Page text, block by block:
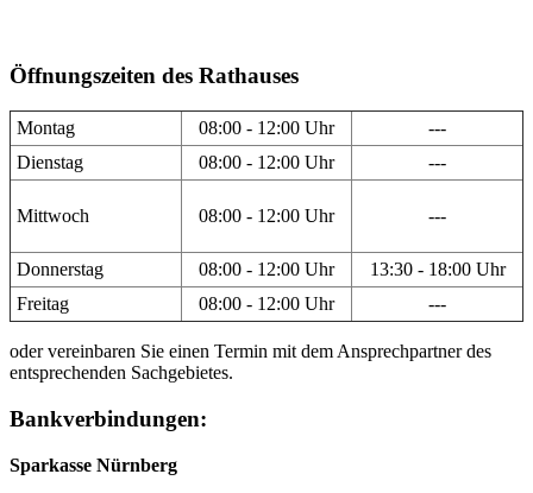
Öffnungszeiten des Rathauses
Montag 08:00 - 12:00 Uhr
---
Dienstag
08:00 - 12:00 Uhr ---
Mittwoch 08:00 - 12:00 Uhr ---
Donnerstag 08:00 - 12:00 Uhr
13:30 - 18:00 Uhr
Freitag
08:00 - 12:00 Uhr ---
oder vereinbaren Sie einen Termin mit dem Ansprechpartner des
entsprechenden Sachgebietes.
Bankverbindungen:
Sparkasse Nürnberg